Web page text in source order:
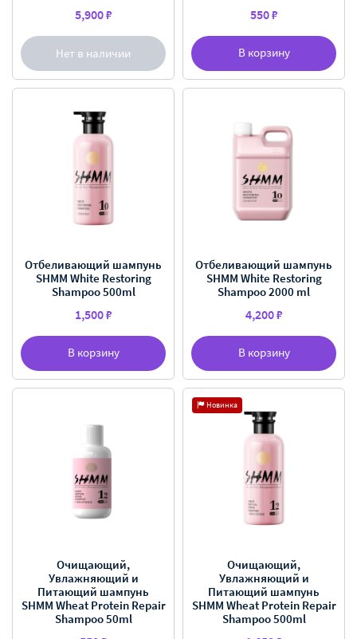
Нет в наличии
5,900 ₽
В корзину
550 ₽
В корзину
Отбеливающий шампунь
SHMM White Restoring
Shampoo 500ml
1,500 ₽
В корзину
Отбеливающий шампунь
SHMM White Restoring
Shampoo 2000 ml
4,200 ₽
Очищающий,
Увлажняющий и
Питающий шампунь
SHMM Wheat Protein Repair
Shampoo 50ml
Новинка
Очищающий,
Увлажняющий и
Питающий шампунь
SHMM Wheat Protein Repair
Shampoo 500ml